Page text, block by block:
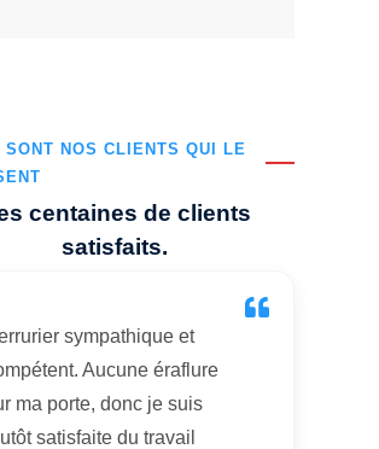
SONT NOS CLIENTS QUI LE
centaines de clients
satisfaits.
sympathique et
Aucune éraflure
ma porte, donc je suis
satisfaite du travail